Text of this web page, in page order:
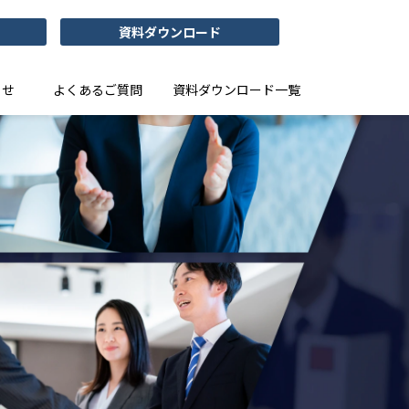
資料ダウンロード
よくあるご質問 資料ダウンロード一覧